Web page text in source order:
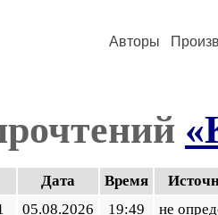
Авторы
Дата Время
05.08.2026 19:49 не